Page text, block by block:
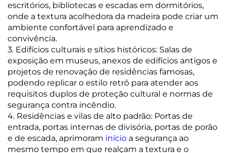
Entre em Contato
escritórios, bibliotecas e escadas em dormitórios,
onde a textura acolhedora da madeira pode criar um
ambiente confortável para aprendizado e
convivência.
3. Edifícios culturais e sítios históricos: Salas de
exposição em museus, anexos de edifícios antigos e
projetos de renovação de residências famosas,
podendo replicar o estilo retrô para atender aos
requisitos duplos de proteção cultural e normas de
segurança contra incêndio.
4. Residências e vilas de alto padrão: Portas de
entrada, portas internas de divisória, portas de porão
e de escada, aprimoram início a segurança ao
mesmo tempo em que realçam a textura e o